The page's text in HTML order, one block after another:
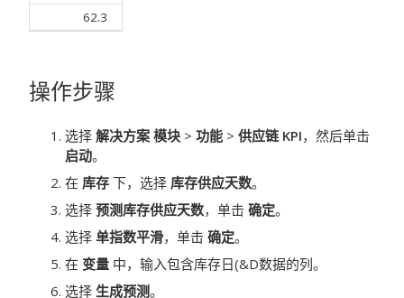
62.3
操作步骤
选择 解决方案 模块 > 功能 > 供应链 KPI，然后单击
启动。
在 库存 下，选择 库存供应天数。
选择 预测库存供应天数，单击 确定。
选择 单指数平滑，单击 确定。
在 变量 中，输入包含库存日(&D数据的列。
选择 生成预测。